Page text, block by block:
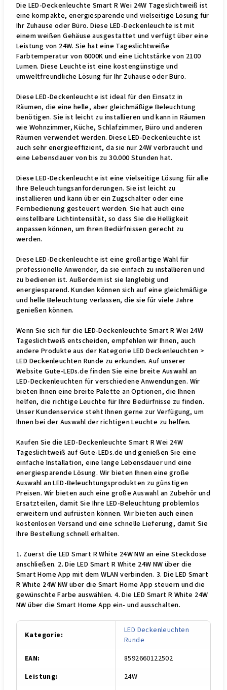
Die LED-Deckenleuchte Smart R Wei 24W Tageslichtweiß ist
eine kompakte, energiesparende und vielseitige Lösung für
Ihr Zuhause oder Büro. Diese LED-Deckenleuchte ist mit
einem weißen Gehäuse ausgestattet und verfügt über eine
Leistung von 24W. Sie hat eine Tageslichtweiße
Farbtemperatur von 6000K und eine Lichtstärke von 2100
Lumen. Diese Leuchte ist eine kostengünstige und
umweltfreundliche Lösung für Ihr Zuhause oder Büro.
Diese LED-Deckenleuchte ist ideal für den Einsatz in
Räumen, die eine helle, aber gleichmäßige Beleuchtung
benötigen. Sie ist leicht zu installieren und kann in Räumen
wie Wohnzimmer, Küche, Schlafzimmer, Büro und anderen
Räumen verwendet werden. Diese LED-Deckenleuchte ist
auch sehr energieeffizient, da sie nur 24W verbraucht und
eine Lebensdauer von bis zu 30.000 Stunden hat.
Diese LED-Deckenleuchte ist eine vielseitige Lösung für alle
Ihre Beleuchtungsanforderungen. Sie ist leicht zu
installieren und kann über ein Zugschalter oder eine
Fernbedienung gesteuert werden. Sie hat auch eine
einstellbare Lichtintensität, so dass Sie die Helligkeit
anpassen können, um Ihren Bedürfnissen gerecht zu
werden.
Diese LED-Deckenleuchte ist eine großartige Wahl für
professionelle Anwender, da sie einfach zu installieren und
zu bedienen ist. Außerdem ist sie langlebig und
energiesparend. Kunden können sich auf eine gleichmäßige
und helle Beleuchtung verlassen, die sie für viele Jahre
genießen können.
Wenn Sie sich für die LED-Deckenleuchte Smart R Wei 24W
Tageslichtweiß entscheiden, empfehlen wir Ihnen, auch
andere Produkte aus der Kategorie LED Deckenleuchten >
LED Deckenleuchten Runde zu erkunden. Auf unserer
Website Gute-LEDs.de finden Sie eine breite Auswahl an
LED-Deckenleuchten für verschiedene Anwendungen. Wir
bieten Ihnen eine breite Palette an Optionen, die Ihnen
helfen, die richtige Leuchte für Ihre Bedürfnisse zu finden.
Unser Kundenservice steht Ihnen gerne zur Verfügung, um
Ihnen bei der Auswahl der richtigen Leuchte zu helfen.
Kaufen Sie die LED-Deckenleuchte Smart R Wei 24W
Tageslichtweiß auf Gute-LEDs.de und genießen Sie eine
einfache Installation, eine lange Lebensdauer und eine
energiesparende Lösung. Wir bieten Ihnen eine große
Auswahl an LED-Beleuchtungsprodukten zu günstigen
Preisen. Wir bieten auch eine große Auswahl an Zubehör und
Ersatzteilen, damit Sie Ihre LED-Beleuchtung problemlos
erweitern und aufrüsten können. Wir bieten auch einen
kostenlosen Versand und eine schnelle Lieferung, damit Sie
Ihre Bestellung schnell erhalten.
1. Zuerst die LED Smart R White 24W NW an eine Steckdose
anschließen. 2. Die LED Smart R White 24W NW über die
Smart Home App mit dem WLAN verbinden. 3. Die LED Smart
R White 24W NW über die Smart Home App steuern und die
gewünschte Farbe auswählen. 4. Die LED Smart R White 24W
NW über die Smart Home App ein- und ausschalten.
Kategorie:
LED Deckenleuchten
Runde
EAN:
8592660122502
Leistung: 24W